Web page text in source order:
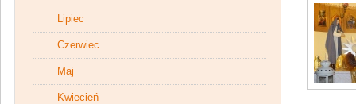
Lipiec
Czerwiec
Maj
Kwiecień